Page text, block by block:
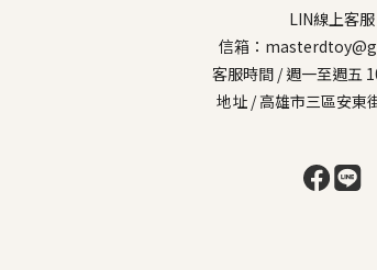
LIN線上客服
信箱：
客服時間 / 週一至週五
地址 / 高雄市三區安東